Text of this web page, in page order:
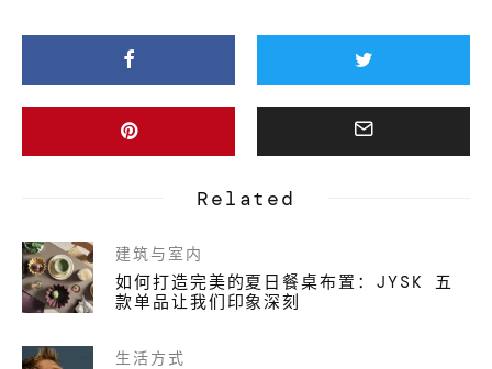
Related
建筑与室内
如何打造完美的夏日餐桌布置：JYSK 五
款单品让我们印象深刻
生活方式